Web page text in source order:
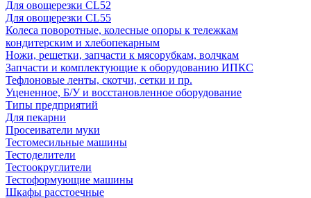
Для овощерезки CL52
Для овощерезки CL55
Колеса поворотные, колесные опоры к тележкам
кондитерским и хлебопекарным
Ножи, решетки, запчасти к мясорубкам, волчкам
Запчасти и комплектующие к оборудованию ИПКС
Тефлоновые ленты, скотчи, сетки и пр.
Уцененное, Б/У и восстановленное оборудование
Типы предприятий
Для пекарни
Просеиватели муки
Тестомесильные машины
Тестоделители
Тестоокруглители
Тестоформующие машины
Шкафы расстоечные